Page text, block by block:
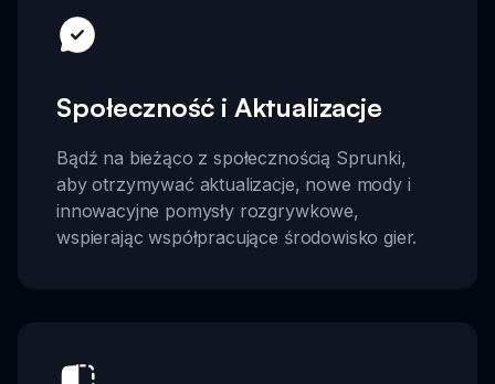
Społeczność i Aktualizacje
Bądź na bieżąco z społecznością Sprunki,
aby otrzymywać aktualizacje, nowe mody i
innowacyjne pomysły rozgrywkowe,
wspierając współpracujące środowisko gier.